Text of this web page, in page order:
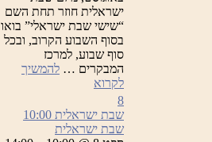
ישראלית חוזר תחת השם
“שישי שבת ישראלי” בואו
בסוף השבוע הקרוב, ובכל
סוף שבוע, למרכז
המבקרים … להמשיך
לקרוא
8
שבת ישראלית 10:00
שבת ישראלית